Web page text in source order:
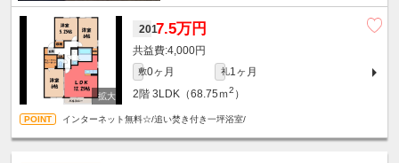
2017.5万円
4,000円
敷0ヶ月 礼1ヶ月
2階 3LDK（68.75ｍ2 ）
インターネット無料☆/追い焚き付き一坪浴室/